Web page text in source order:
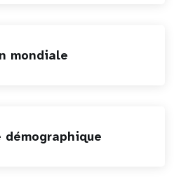
mondiale
démographique